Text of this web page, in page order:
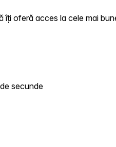
îți oferă acces la cele mai
secunde